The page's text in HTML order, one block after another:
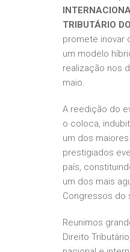
TRIBUTÁRIO
promete inovar
um modelo
realização nos
maio.
A reedição do
o coloca,
um dos
prestigiados
país,
um dos mais
Congressos do
Reunimos
Direito